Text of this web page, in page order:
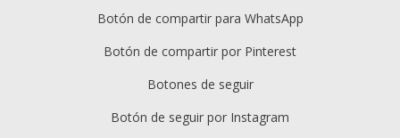
Botón de compartir para WhatsApp
Botón de compartir por Pinterest
Botones de seguir
Botón de seguir por Instagram